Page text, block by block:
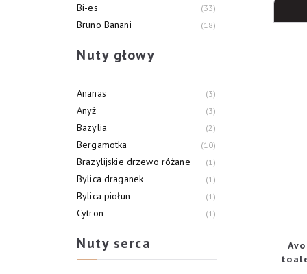
Bi-es 33
Bruno Banani 18
Burberry
Nuty głowy
Ananas 3
Anyż 3
Bazylia 2
Bergamotka 10
Brazylijskie drzewo różane 1
Bylica draganek 1
Bylica piołun 1
Cytron 1
Czarny narcyz
Nuty serca